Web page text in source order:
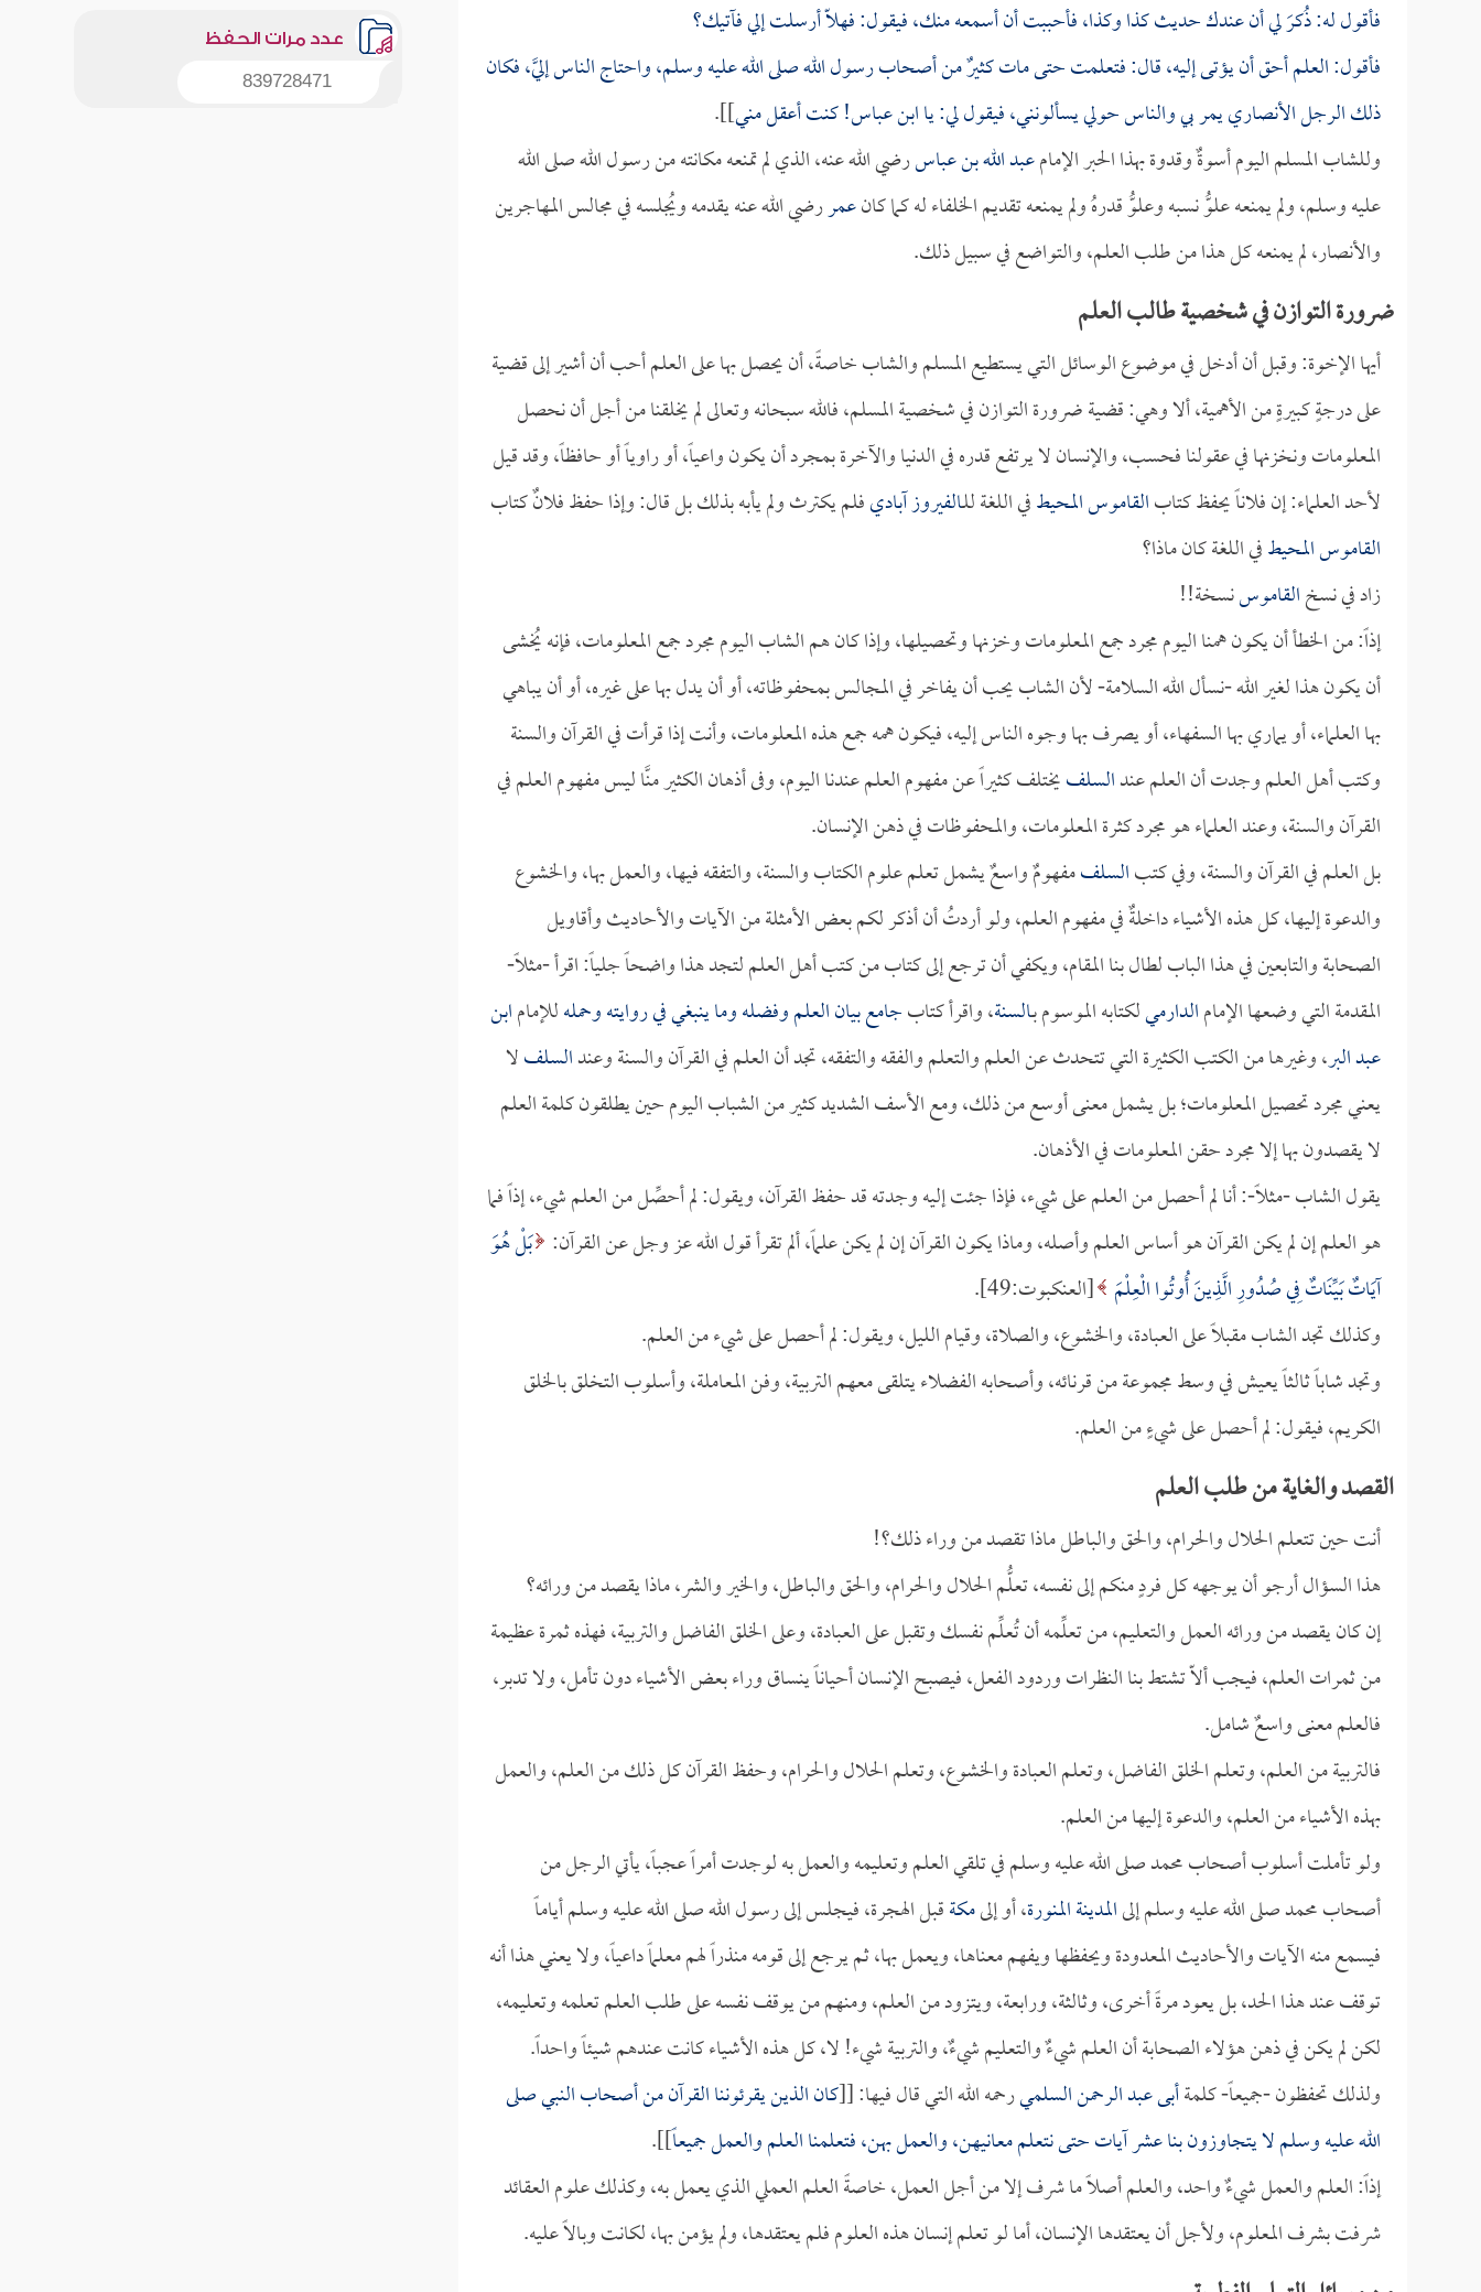
فأقول له: ذُكرَ لي أن عندك حديث كذا وكذا، فأحببت أن أسمعه منك، فيقول: فهلاّ أرسلت إلي فآتيك؟
فأقول: العلم أحق أن يؤتى إليه، قال: فتعلمت حتى مات كثيرٌ من أصحاب رسول الله صلى الله عليه وسلم، واحتاج الناس إليَّ، فكان
ذلك الرجل الأنصاري يمر بي والناس حولي يسألونني، فيقول لي: ياابن عباس! كنت أعقل مني]].
وللشاب المسلم اليوم أسوةٌ وقدوة بهذا الحبر الإمامعبد الله بن عباسرضي الله عنه، الذي لم تمنعه مكانته من رسول الله صلى الله
عليه وسلم، ولم يمنعه علوُّ نسبه وعلوُّ قدرهُ ولم يمنعه تقديم الخلفاء له كما كانعمررضي الله عنه يقدمه ويُجلسه في مجالس المهاجرين
والأنصار، لم يمنعه كل هذا من طلب العلم، والتواضع في سبيل ذلك.
ضرورة التوازن في شخصية طالب العلم
أيها الإخوة: وقبل أن أدخل في موضوع الوسائل التي يستطيع المسلم والشاب خاصةً، أن يحصل بها على العلم أحب أن أشير إلى قضية
على درجةٍ كبيرةٍ من الأهمية، ألا وهي: قضية ضرورة التوازن في شخصية المسلم، فالله سبحانه وتعالى لم يخلقنا من أجل أن نحصل
المعلومات ونخزنها في عقولنا فحسب، والإنسان لا يرتفع قدره في الدنيا والآخرة بمجرد أن يكون واعياً، أو راوياً أو حافظاً، وقد قيل
لأحد العلماء: إن فلاناً يحفظ كتابالقاموس المحيطفي اللغة للـالفيروز آباديفلم يكترث ولم يأبه بذلك بل قال: وإذا حفظ فلانٌ كتاب
القاموس المحيطفي اللغة كان ماذا؟
زاد في نسخالقاموسنسخة!!
إذاً: من الخطأ أن يكون همنا اليوم مجرد جمع المعلومات وخزنها وتحصيلها، وإذا كان هم الشاب اليوم مجرد جمع المعلومات، فإنه يُخشى
أن يكون هذا لغير الله -نسأل الله السلامة- لأن الشاب يحب أن يفاخر في المجالس بمحفوظاته، أو أن يدل بها على غيره، أو أن يباهي
بها العلماء، أو يماري بها السفهاء، أو يصرف بها وجوه الناس إليه، فيكون همه جمع هذه المعلومات، وأنت إذا قرأت في القرآن والسنة
وكتب أهل العلم وجدت أن العلم عندالسلفيختلف كثيراً عن مفهوم العلم عندنا اليوم، وفى أذهان الكثير منَّا ليس مفهوم العلم في
القرآن والسنة، وعند العلماء هو مجرد كثرة المعلومات، والمحفوظات في ذهن الإنسان.
بل العلم في القرآن والسنة، وفي كتبالسلفمفهومٌ واسعٌ يشمل تعلم علوم الكتاب والسنة، والتفقه فيها، والعمل بها، والخشوع
والدعوة إليها، كل هذه الأشياء داخلةٌ في مفهوم العلم، ولو أردتُ أن أذكر لكم بعض الأمثلة من الآيات والأحاديث وأقاويل
الصحابة والتابعين في هذا الباب لطال بنا المقام، ويكفي أن ترجع إلى كتاب من كتب أهل العلم لتجد هذا واضحاً جلياً: اقرأ -مثلاً-
المقدمة التي وضعها الإمامالدارميلكتابه الموسوم بـالسنة، واقرأ كتابجامع بيان العلم وفضله وما ينبغي في روايته وحملهللإمامابن
عبد البر، وغيرها من الكتب الكثيرة التي تتحدث عن العلم والتعلم والفقه والتفقه، تجد أن العلم في القرآن والسنة وعندالسلفلا
يعني مجرد تحصيل المعلومات؛ بل يشمل معنى أوسع من ذلك، ومع الأسف الشديد كثير من الشباب اليوم حين يطلقون كلمة العلم
لا يقصدون بها إلا مجرد حقن المعلومات في الأذهان.
يقول الشاب -مثلاً-: أنا لم أحصل من العلم على شيء، فإذا جئت إليه وجدته قد حفظ القرآن، ويقول: لم أحصِّل من العلم شيء، إذاً فما
هو العلم إن لم يكن القرآن هو أساس العلم وأصله، وماذا يكون القرآن إن لم يكن علماً، ألم تقرأ قول الله عز وجل عن القرآن: بَلْ هُوَ
آيَاتٌ بَيِّنَاتٌ فِي صُدُورِ الَّذِينَ أُوتُوا الْعِلْمَ [العنكبوت:49].
وكذلك تجد الشاب مقبلاً على العبادة، والخشوع، والصلاة، وقيام الليل، ويقول: لم أحصل على شيء من العلم.
وتجد شاباً ثالثاً يعيش في وسط مجموعة من قرنائه، وأصحابه الفضلاء يتلقى معهم التربية، وفن المعاملة، وأسلوب التخلق بالخلق
الكريم، فيقول: لم أحصل على شيءٍ من العلم.
القصد والغاية من طلب العلم
أنت حين تتعلم الحلال والحرام، والحق والباطل ماذا تقصد من وراء ذلك؟!
هذا السؤال أرجو أن يوجهه كل فردٍ منكم إلى نفسه، تعلُّم الحلال والحرام، والحق والباطل، والخير والشر، ماذا يقصد من ورائه؟
إن كان يقصد من ورائه العمل والتعليم، من تعلِّمه أن تُعلِّم نفسك وتقبل على العبادة، وعلى الخلق الفاضل والتربية، فهذه ثمرة عظيمة
من ثمرات العلم، فيجب ألاّ تشتط بنا النظرات وردود الفعل، فيصبح الإنسان أحياناً ينساق وراء بعض الأشياء دون تأمل، ولا تدبر،
فالعلم معنى واسعٌ شامل.
فالتربية من العلم، وتعلم الخلق الفاضل، وتعلم العبادة والخشوع، وتعلم الحلال والحرام، وحفظ القرآن كل ذلك من العلم، والعمل
بهذه الأشياء من العلم، والدعوة إليها من العلم.
ولو تأملت أسلوب أصحاب محمد صلى الله عليه وسلم في تلقي العلم وتعليمه والعمل به لوجدت أمراً عجباً، يأتي الرجل من
أصحاب محمد صلى الله عليه وسلم إلىالمدينة المنورة، أو إلىمكةقبل الهجرة، فيجلس إلى رسول الله صلى الله عليه وسلم أياماً
فيسمع منه الآيات والأحاديث المعدودة ويحفظها ويفهم معناها، ويعمل بها، ثم يرجع إلى قومه منذراً لهم معلماً داعياً، ولا يعني هذا أنه
توقف عند هذا الحد، بل يعود مرةً أخرى، وثالثة، ورابعة، ويتزود من العلم، ومنهم من يوقف نفسه على طلب العلم تعلمه وتعليمه،
لكن لم يكن في ذهن هؤلاء الصحابة أن العلم شيءٌ والتعليم شيءٌ، والتربية شيء! لا، كل هذه الأشياء كانت عندهم شيئاً واحداً.
ولذلك تحفظون -جميعاً- كلمةأبى عبد الرحمن السلميرحمه الله التي قال فيها: [[كان الذين يقرئوننا القرآن من أصحاب النبي صلى
الله عليه وسلم لا يتجاوزون بنا عشر آيات حتى نتعلم معانيهن، والعمل بهن، فتعلمنا العلم والعمل جميعاً]].
إذاً: العلم والعمل شيءٌ واحد، والعلم أصلاً ما شرف إلا من أجل العمل، خاصةً العلم العملي الذي يعمل به، وكذلك علوم العقائد
شرفت بشرف المعلوم، ولأجل أن يعتقدها الإنسان، أما لو تعلم إنسان هذه العلوم فلم يعتقدها، ولم يؤمن بها، لكانت وبالاً عليه.
عدد مرات الحفظ
839728471